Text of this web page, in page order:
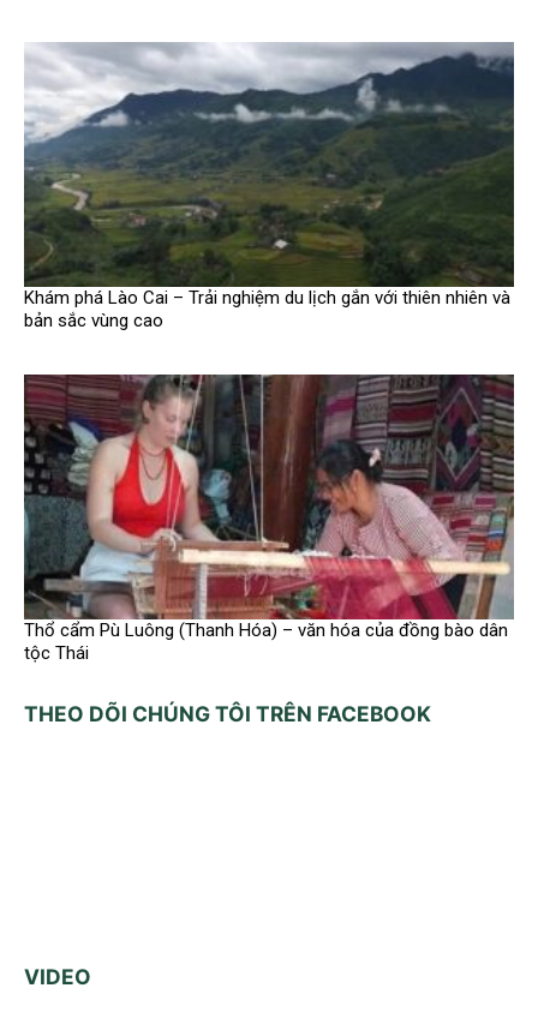
Khám phá Lào Cai – Trải nghiệm du lịch gắn với thiên nhiên và
bản sắc vùng cao
Thổ cẩm Pù Luông (Thanh Hóa) – văn hóa của đồng bào dân
tộc Thái
THEO DÕI CHÚNG TÔI TRÊN FACEBOOK
VIDEO